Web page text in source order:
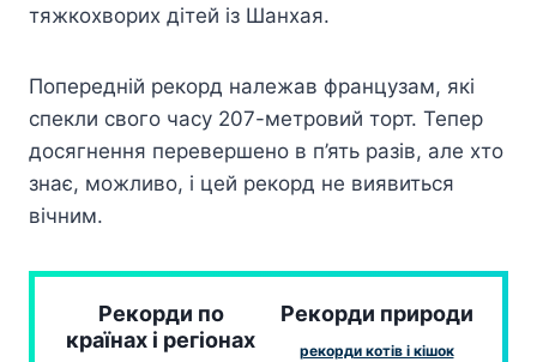
тяжкохворих дітей із Шанхая.
Попередній рекорд належав французам, які
спекли свого часу 207-метровий торт. Тепер
досягнення перевершено в п’ять разів, але хто
знає, можливо, і цей рекорд не виявиться
вічним.
Рекорди по
країнах і регіонах
Рекорди природи
рекорди котів і кішок